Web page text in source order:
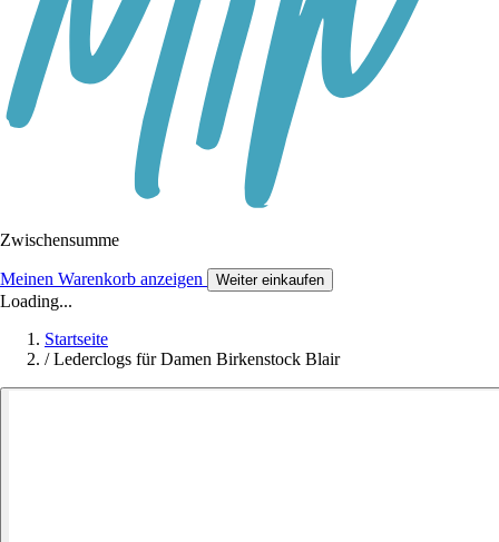
Zwischensumme
Meinen Warenkorb anzeigen Weiter einkaufen
Loading...
Startseite
/ Lederclogs für Damen Birkenstock Blair